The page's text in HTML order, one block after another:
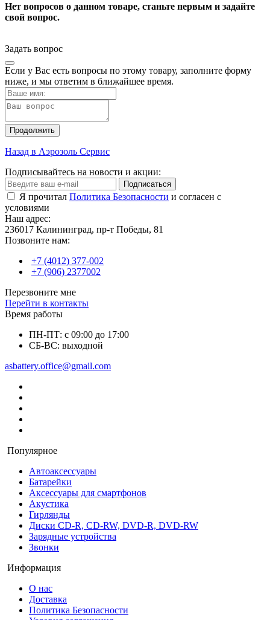
Нет вопросов о данном товаре, станьте первым и задайте
свой вопрос.
Задать вопрос
Если у Вас есть вопросы по этому товару, заполните форму
ниже, и мы ответим в ближайшее время.
Продолжить
Назад в Аэрозоль Сервис
Подписывайтесь на новости и акции:
Подписаться
Я прочитал Политика Безопасности и согласен с
условиями
Наш адрес:
236017 Калининград,​ пр-т Победы, 81
Позвоните нам:
+7 (4012) 377-002
+7 (906) 2377002
Перезвоните мне
Перейти в контакты
Время работы
ПН-ПТ: с 09:00 до 17:00
СБ-ВС: выходной
asbattery.office@gmail.com
Популярное
Автоаксессуары
Батарейки
Аксессуары для смартфонов
Акустика
Гирлянды
Диски CD-R, CD-RW, DVD-R, DVD-RW
Зарядные устройства
Звонки
Информация
О нас
Доставка
Политика Безопасности